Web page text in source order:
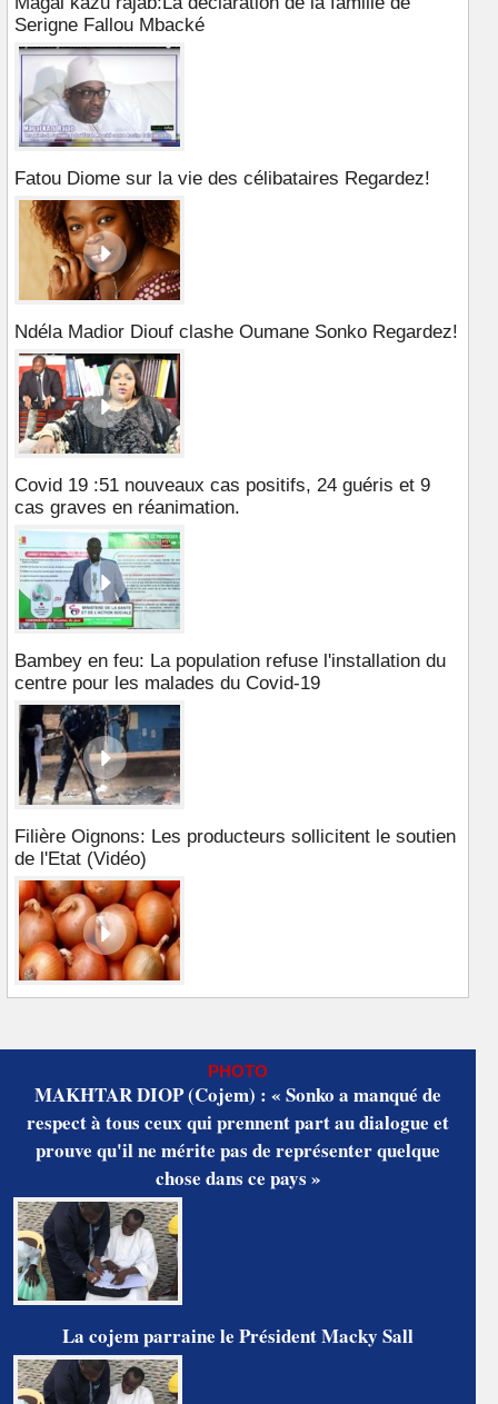
Serigne Fallou Mbacké
Fatou Diome sur la vie des célibataires Regardez!
Ndéla Madior Diouf clashe Oumane Sonko Regardez!
Covid 19 :51 nouveaux cas positifs, 24 guéris et 9
cas graves en réanimation.
Bambey en feu: La population refuse l'installation du
centre pour les malades du Covid-19
Filière Oignons: Les producteurs sollicitent le soutien
de l'Etat (Vidéo)
PHOTO
MAKHTAR DIOP (Cojem) : « Sonko a manqué de
respect à tous ceux qui prennent part au dialogue et
prouve qu'il ne mérite pas de représenter quelque
chose dans ce pays »
La cojem parraine le Président Macky Sall